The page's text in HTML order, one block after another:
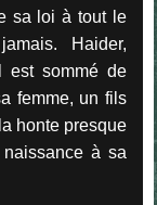
sa loi à tout le
Haider,
est sommé de
femme, un fils
honte presque
à sa